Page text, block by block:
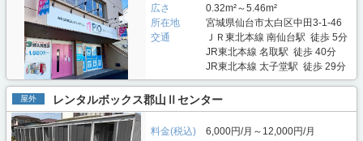
広さ
0.32m²～5.46m²
所在地
宮城県仙台市太白区中田3-1-46
交通
ＪＲ東北本線 南仙台駅 徒歩 5分
JR東北本線 名取駅 徒歩 40分
JR東北本線 太子堂駅 徒歩 29分
屋外 レンタルボックス郡山Ⅱセンター
料金(税込)
6,000円/月～12,000円/月